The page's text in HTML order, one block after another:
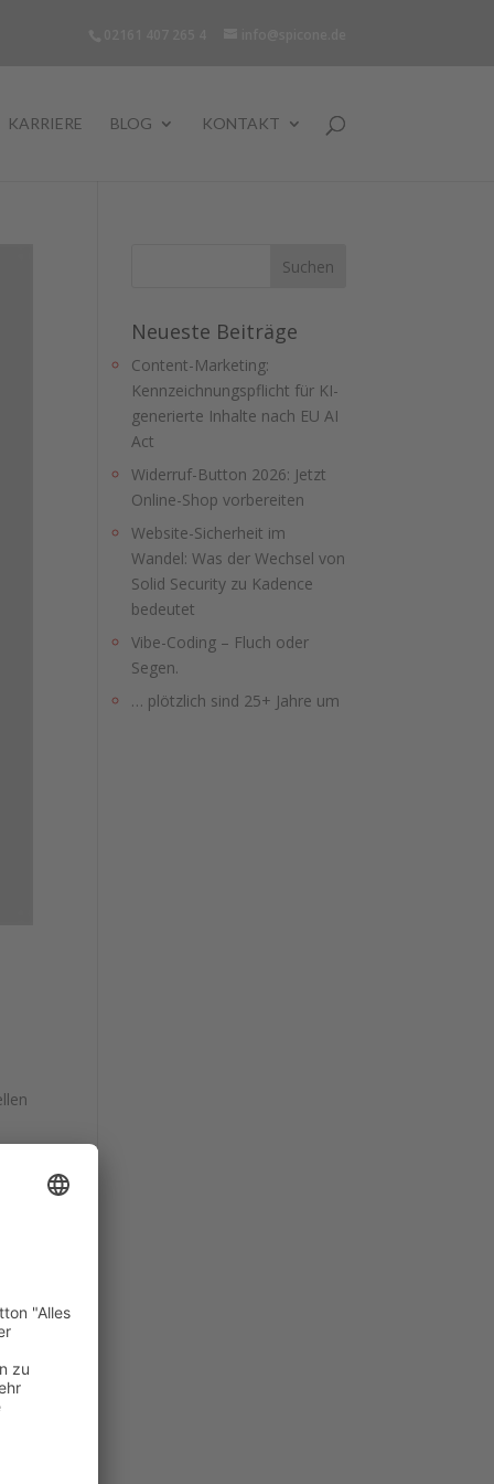
KARRIERE BLOG KONTAKT
hat
Neueste Beiträge
Content-Marketing:
Kennzeichnungspflicht für KI-
generierte Inhalte nach EU AI
Act
Widerruf-Button 2026: Jetzt
Online-Shop vorbereiten
Website-Sicherheit im
Wandel: Was der Wechsel von
Solid Security zu Kadence
bedeutet
Vibe-Coding – Fluch oder
Segen.
… plötzlich sind 25+ Jahre um